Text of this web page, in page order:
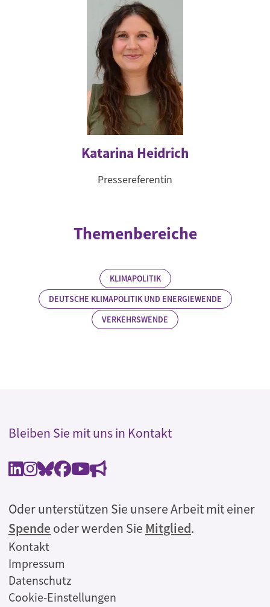
Katarina Heidrich
Pressereferentin
Themenbereiche
KLIMAPOLITIK
DEUTSCHE KLIMAPOLITIK UND ENERGIEWENDE
VERKEHRSWENDE
Bleiben Sie mit uns in Kontakt
Oder unterstützen Sie unsere Arbeit mit einer
Spendeoder werden Sie Mitglied.
Rechtliches
Kontakt
Impressum
Datenschutz
Cookie-Einstellungen